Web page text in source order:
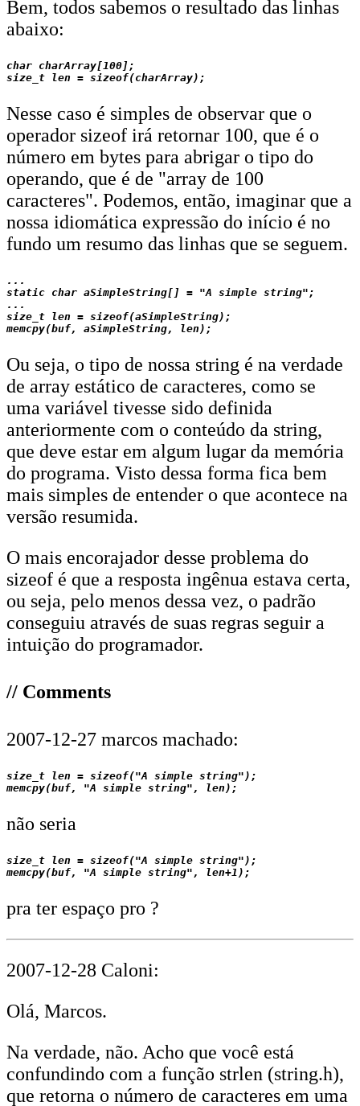
Bem, todos sabemos o resultado das linhas
abaixo:
char charArray[100];
Nesse caso é simples de observar que o
operador sizeof irá retornar 100, que é o
número em bytes para abrigar o tipo do
operando, que é de "array de 100
caracteres". Podemos, então, imaginar que a
nossa idiomática expressão do início é no
fundo um resumo das linhas que se seguem.
...
static char aSimpleString[] = "A simple string";
...
size_t len = sizeof(aSimpleString);
Ou seja, o tipo de nossa string é na verdade
de array estático de caracteres, como se
uma variável tivesse sido definida
anteriormente com o conteúdo da string,
que deve estar em algum lugar da memória
do programa. Visto dessa forma fica bem
mais simples de entender o que acontece na
versão resumida.
O mais encorajador desse problema do
sizeof é que a resposta ingênua estava certa,
ou seja, pelo menos dessa vez, o padrão
conseguiu através de suas regras seguir a
intuição do programador.
// Comments
2007-12-27 marcos machado:
size_t len = sizeof("A simple string");
não seria
size_t len = sizeof("A simple string");
pra ter espaço pro ?
2007-12-28 Caloni:
Olá, Marcos.
Na verdade, não. Acho que você está
confundindo com a função strlen (string.h),
que retorna o número de caracteres em uma